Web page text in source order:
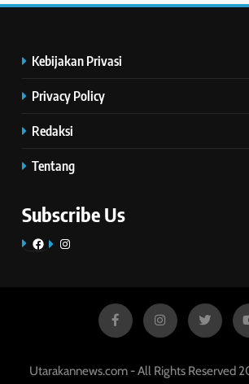
Kebijakan Privasi
Privacy Policy
Redaksi
Tentang
Subscribe Us
FacebookInstagram
Utarakannews.com - All Rights Reserved